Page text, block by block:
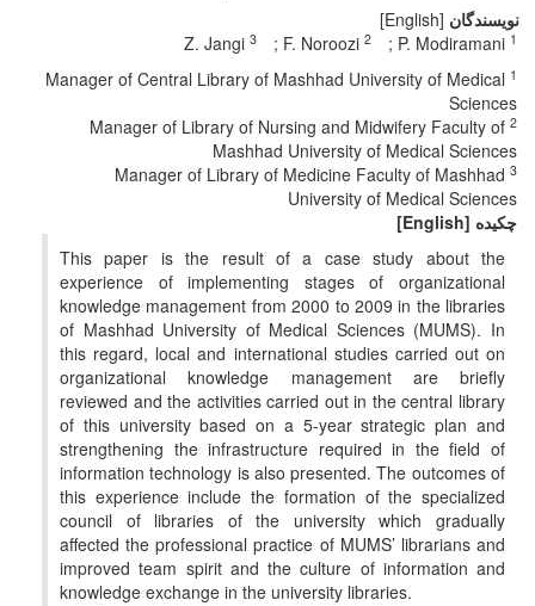
نویسندگان [English]
P. Modiramani 1
F. Noroozi 2
Z. Jangi 3
1
Manager of Central Library of Mashhad University of Medical
Sciences
2
Manager of Library of Nursing and Midwifery Faculty of
Mashhad University of Medical Sciences
3
Manager of Library of Medicine Faculty of Mashhad
University of Medical Sciences
چکیده [English]
This paper is the result of a case study about the
experience of implementing stages of organizational
knowledge management from 2000 to 2009 in the libraries
of Mashhad University of Medical Sciences (MUMS). In
this regard, local and international studies carried out on
organizational knowledge management are briefly
reviewed and the activities carried out in the central library
of this university based on a 5-year strategic plan and
strengthening the infrastructure required in the field of
information technology is also presented. The outcomes of
this experience include the formation of the specialized
council of libraries of the university which gradually
affected the professional practice of MUMS’ librarians and
improved team spirit and the culture of information and
knowledge exchange in the university libraries.